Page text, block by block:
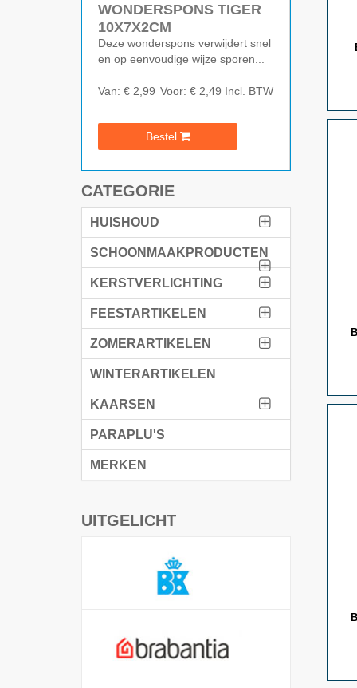
WONDERSPONS TIGER
10X7X2CM
Deze wonderspons verwijdert snel
en op eenvoudige wijze sporen...
Van: € 2,99 Voor: € 2,49 Incl. BTW
Bestel
CATEGORIE
HUISHOUD
SCHOONMAAKPRODUCTEN
KERSTVERLICHTING
FEESTARTIKELEN
ZOMERARTIKELEN
WINTERARTIKELEN
KAARSEN
PARAPLU'S
MERKEN
UITGELICHT